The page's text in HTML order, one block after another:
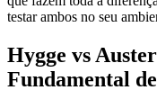
testar ambos no seu
Hygge vs
Fundamental